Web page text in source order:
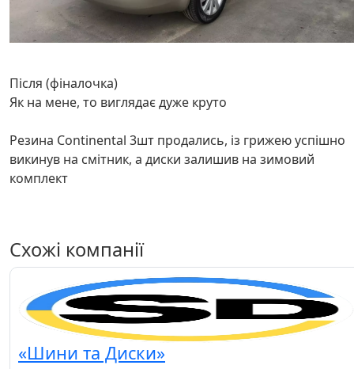
Після (фіналочка)
Як на мене, то виглядає дуже круто
Резина Continental 3шт продались, із грижею успішно
викинув на смітник, а диски залишив на зимовий
комплект
Схожі компанії
«Шини та Диски»